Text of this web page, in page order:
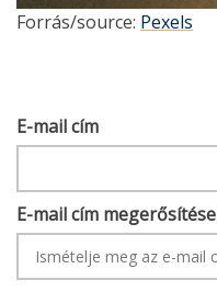
Forrás/source: Pexels
E-
MAIL
E-mail cím
E-mail cím megerősítése